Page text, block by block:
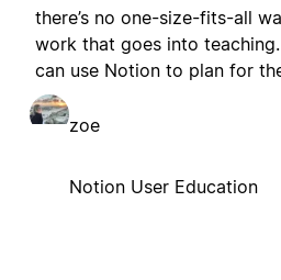
there’s no one-size-fits-all
work that goes into
can use Notion to plan for
zoe
Notion User Education